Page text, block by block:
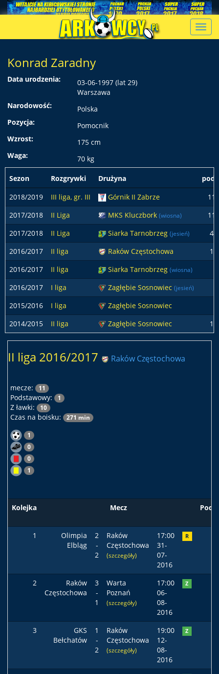
Konrad Zaradny
Data urodzenia:
03-06-1997 (lat 29)
Warszawa
Narodowość:
Polska
Pozycja:
Pomocnik
Wzrost:
175 cm
Waga:
70 kg
Sezon Rozgrywki Drużyna
2018/2019
III liga, gr. III Górnik II Zabrze
11
2017/2018
II Liga MKS Kluczbork (wiosna)
11
2017/2018
II Liga Siarka Tarnobrzeg (jesień)
4
2016/2017
II liga Raków Częstochowa
1
2016/2017
II liga Siarka Tarnobrzeg (wiosna)
2016/2017 I liga Zagłębie Sosnowiec (jesień)
2015/2016 I liga
Zagłębie Sosnowiec
2014/2015
II liga Zagłębie Sosnowiec 1
II liga 2016/2017 Raków Częstochowa
mecze: 11
Podstawowy: 1
Z ławki: 10
Czas na boisku: 271 min
1
0
0
1
Kolejka Mecz Podst
1
Olimpia
Elbląg
2
-
2
Raków
Częstochowa
(szczegóły)
17:00
31-
07-
2016
R
2
Raków
Częstochowa
3
-
1
Warta
Poznań
(szczegóły)
17:00
06-
08-
2016
Z
3
GKS
Bełchatów
1
-
2
Raków
Częstochowa
(szczegóły)
19:00
12-
08-
2016
Z